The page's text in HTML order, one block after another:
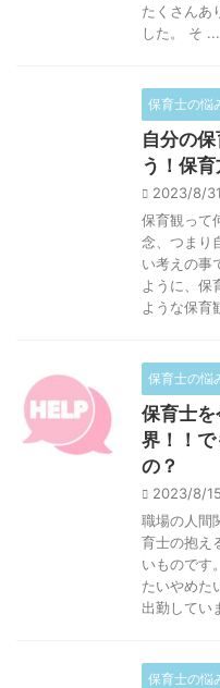
たくさんあ
した。 そ ...
保育士の悩
自分の
う！保
2023/8/
保育観って
念、つまり
い考えの事
ように、保
ような保育
保育士の悩
保育士
界！！
の？
2023/8/
職場の人間
育士の抱え
いものです
たいやめた
出勤してい
保育士の悩